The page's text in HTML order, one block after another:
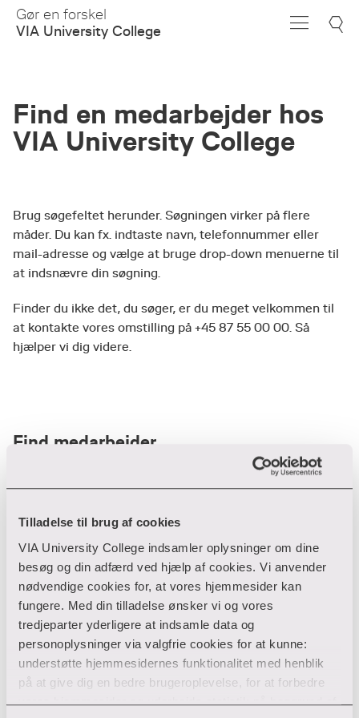
Tilladelse til brug af cookies
VIA University College indsamler oplysninger om dine
besøg og din adfærd ved hjælp af cookies. Vi anvender
nødvendige cookies for, at vores hjemmesider kan
fungere. Med din tilladelse ønsker vi og vores
tredjeparter yderligere at indsamle data og
personoplysninger via valgfrie cookies for at kunne:
understøtte hjemmesidernes funktionalitet med henblik
på at give dig en bedre brugeroplevelse, for at forbedre
vores hjemmesider og udarbejde statistik på baggrund af
Skip
Main
Gør en forskel
VIA University College
Find en medarbejder hos
VIA University College
Brug søgefeltet herunder. Søgningen virker på flere
måder. Du kan fx. indtaste navn, telefonnummer eller
mail-adresse og vælge at bruge drop-down menuerne til
at indsnævre din søgning.
Finder du ikke det, du søger, er du meget velkommen til
at kontakte vores omstilling på +45 87 55 00 00. Så
hjælper vi dig videre.
Find medarbejder
Filter
Ryd filtre
Din søgning gav desværre ikke noget resultat
Giv ikke op endnu!